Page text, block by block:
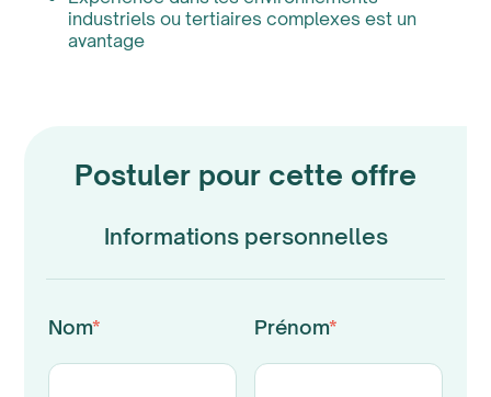
industriels ou tertiaires complexes est un
avantage
Postuler pour cette offre
Informations personnelles
Nom* Prénom*